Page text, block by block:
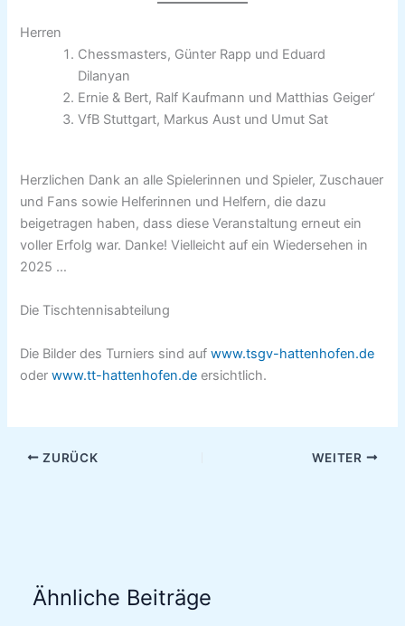
Herren
Chessmasters, Günter Rapp und Eduard
Dilanyan
Ernie & Bert, Ralf Kaufmann und Matthias Geiger‘
VfB Stuttgart, Markus Aust und Umut Sat
Herzlichen Dank an alle Spielerinnen und Spieler, Zuschauer
und Fans sowie Helferinnen und Helfern, die dazu
beigetragen haben, dass diese Veranstaltung erneut ein
voller Erfolg war. Danke! Vielleicht auf ein Wiedersehen in
2025 …
Die Tischtennisabteilung
Die Bilder des Turniers sind aufwww.tsgv-hattenhofen.de
oderwww.tt-hattenhofen.de ersichtlich.
ZURÜCK WEITER
Ähnliche Beiträge